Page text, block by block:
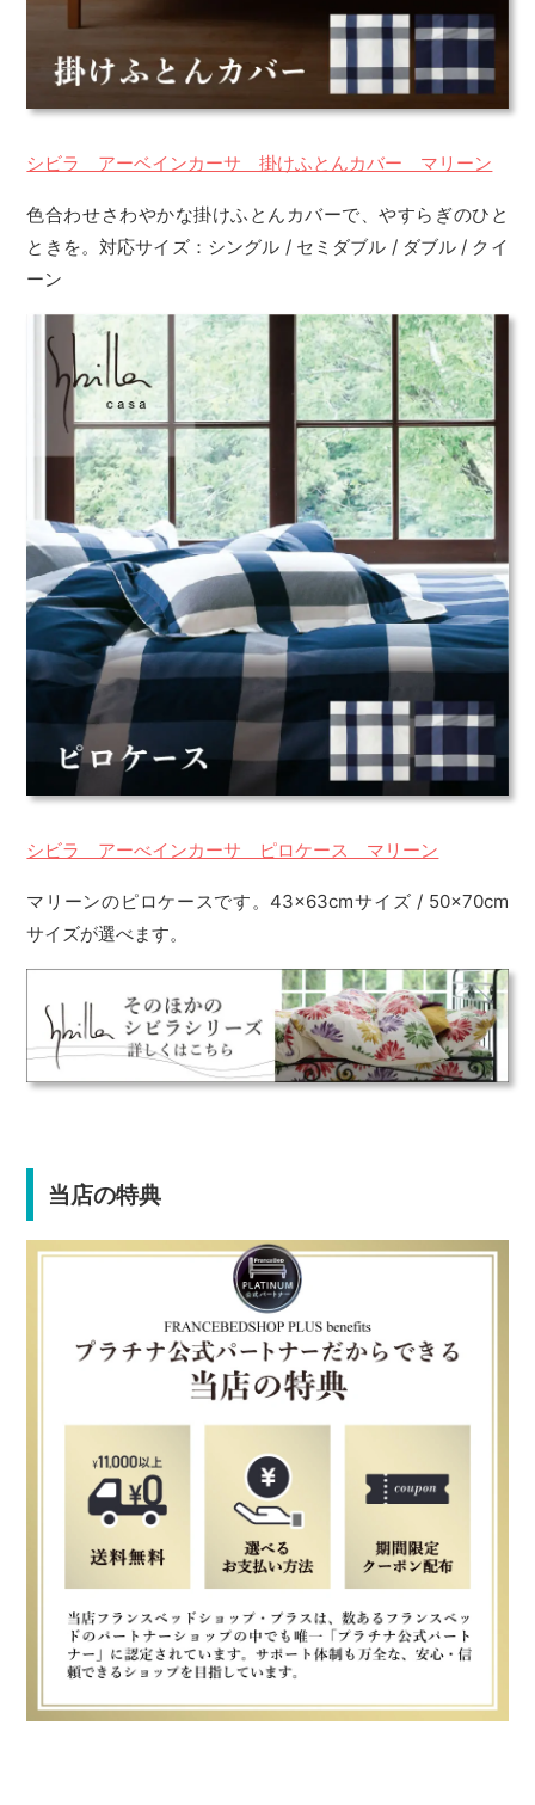
シビラ アーベインカーサ 掛けふとんカバー マリーン
色合わせさわやかな掛けふとんカバーで、やすらぎのひと
ときを。対応サイズ：シングル / セミダブル / ダブル / クイ
ーン
シビラ アーべインカーサ ピロケース マリーン
マリーンのピロケースです。43×63cmサイズ / 50×70cm
サイズが選べます。
当店の特典